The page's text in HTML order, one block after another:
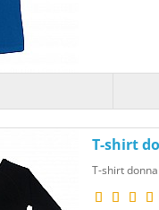
T-shirt
T-shirt